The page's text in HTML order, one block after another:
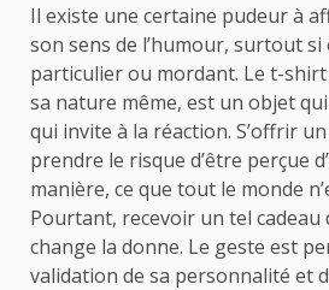
Il existe une certaine pudeur à
son sens de l’humour, surtout si
particulier ou mordant. Le t-
sa nature même, est un objet
qui invite à la réaction. S’offrir
prendre le risque d’être perçue
manière, ce que tout le monde
Pourtant, recevoir un tel cadeau
change la donne. Le geste est
validation de sa personnalité et